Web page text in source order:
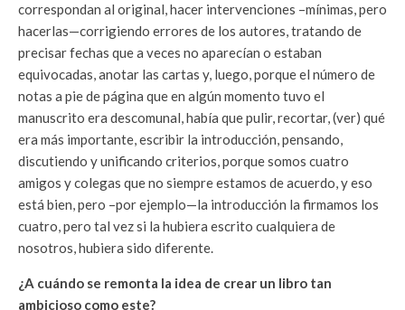
correspondan al original, hacer intervenciones –mínimas, pero
hacerlas—corrigiendo errores de los autores, tratando de
precisar fechas que a veces no aparecían o estaban
equivocadas, anotar las cartas y, luego, porque el número de
notas a pie de página que en algún momento tuvo el
manuscrito era descomunal, había que pulir, recortar, (ver) qué
era más importante, escribir la introducción, pensando,
discutiendo y unificando criterios, porque somos cuatro
amigos y colegas que no siempre estamos de acuerdo, y eso
está bien, pero –por ejemplo—la introducción la firmamos los
cuatro, pero tal vez si la hubiera escrito cualquiera de
nosotros, hubiera sido diferente.
¿A cuándo se remonta la idea de crear un libro tan
ambicioso como este?